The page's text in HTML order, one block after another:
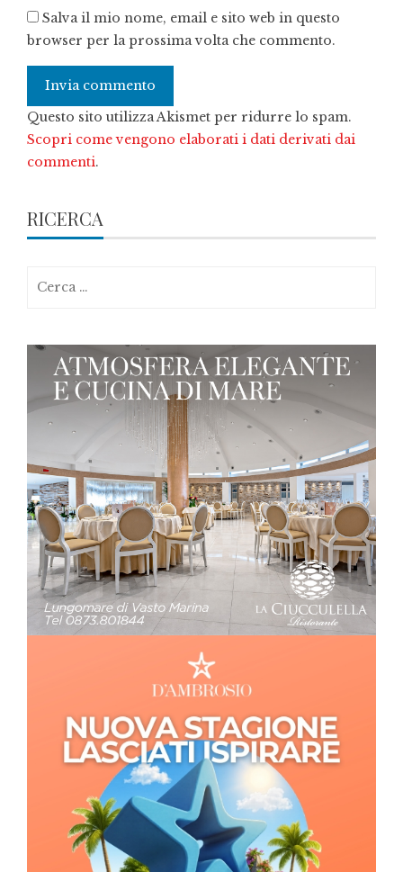
Salva il mio nome, email e sito web in questo
browser per la prossima volta che commento.
Questo sito utilizza Akismet per ridurre lo spam.
Scopri come vengono elaborati i dati derivati dai
commenti.
RICERCA